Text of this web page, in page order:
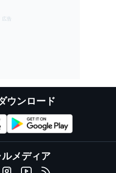
ウンロード
メディア